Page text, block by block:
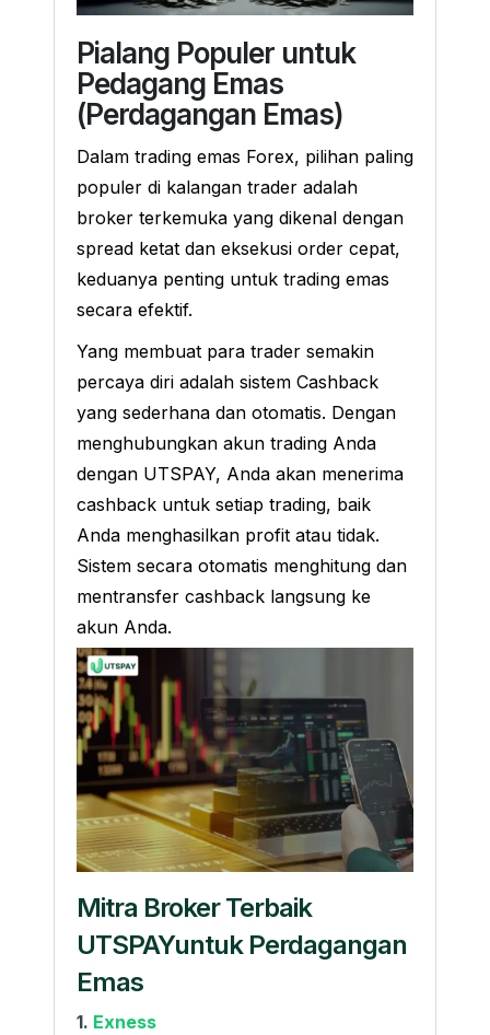
Pialang Populer untuk
Pedagang Emas
(Perdagangan Emas)
Dalam trading emas Forex, pilihan paling
populer di kalangan trader adalah
broker terkemuka yang dikenal dengan
spread ketat dan eksekusi order cepat,
keduanya penting untuk trading emas
secara efektif.
Yang membuat para trader semakin
percaya diri adalah sistem Cashback
yang sederhana dan otomatis. Dengan
menghubungkan akun trading Anda
dengan UTSPAY, Anda akan menerima
cashback untuk setiap trading, baik
Anda menghasilkan profit atau tidak.
Sistem secara otomatis menghitung dan
mentransfer cashback langsung ke
akun Anda.
Mitra Broker Terbaik
UTSPAYuntuk Perdagangan
Emas
1. Exness